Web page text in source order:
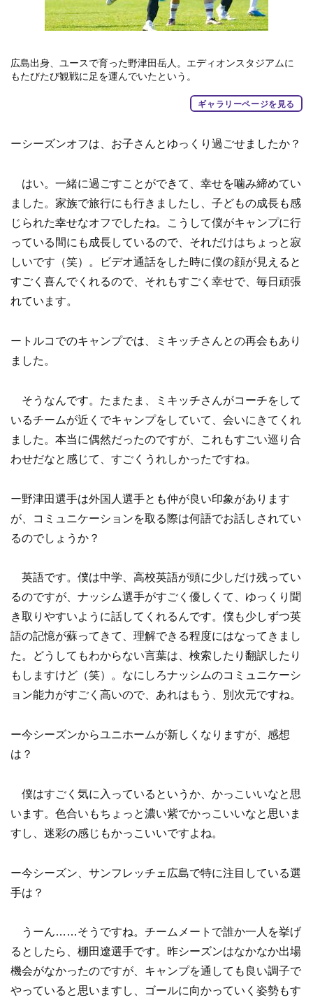
広島出身、ユースで育った野津田岳人。エディオンスタジアムに
もたびたび観戦に足を運んでいたという。
ギャラリーページを見る
ーシーズンオフは、お子さんとゆっくり過ごせましたか？
はい。一緒に過ごすことができて、幸せを噛み締めてい
ました。家族で旅行にも行きましたし、子どもの成長も感
じられた幸せなオフでしたね。こうして僕がキャンプに行
っている間にも成長しているので、それだけはちょっと寂
しいです（笑）。ビデオ通話をした時に僕の顔が見えると
すごく喜んでくれるので、それもすごく幸せで、毎日頑張
れています。
ートルコでのキャンプでは、ミキッチさんとの再会もあり
ました。
そうなんです。たまたま、ミキッチさんがコーチをして
いるチームが近くでキャンプをしていて、会いにきてくれ
ました。本当に偶然だったのですが、これもすごい巡り合
わせだなと感じて、すごくうれしかったですね。
ー野津田選手は外国人選手とも仲が良い印象があります
が、コミュニケーションを取る際は何語でお話しされてい
るのでしょうか？
英語です。僕は中学、高校英語が頭に少しだけ残ってい
るのですが、ナッシム選手がすごく優しくて、ゆっくり聞
き取りやすいように話してくれるんです。僕も少しずつ英
語の記憶が蘇ってきて、理解できる程度にはなってきまし
た。どうしてもわからない言葉は、検索したり翻訳したり
もしますけど（笑）。なにしろナッシムのコミュニケーシ
ョン能力がすごく高いので、あれはもう、別次元ですね。
ー今シーズンからユニホームが新しくなりますが、感想
は？
僕はすごく気に入っているというか、かっこいいなと思
います。色合いもちょっと濃い紫でかっこいいなと思いま
すし、迷彩の感じもかっこいいですよね。
ー今シーズン、サンフレッチェ広島で特に注目している選
手は？
うーん……そうですね。チームメートで誰か一人を挙げ
るとしたら、棚田遼選手です。昨シーズンはなかなか出場
機会がなかったのですが、キャンプを通しても良い調子で
やっていると思いますし、ゴールに向かっていく姿勢もす